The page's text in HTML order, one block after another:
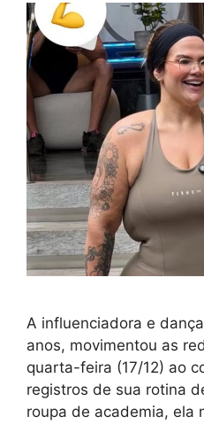
A influenciadora e
anos, movimentou as
quarta-feira (17/12) ao
registros de sua rotina
roupa de academia, ela